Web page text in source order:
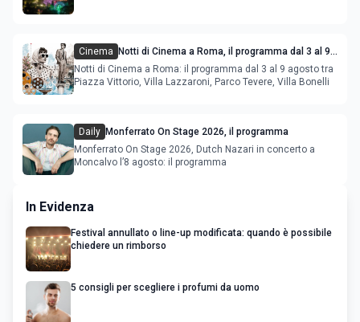
Cinema
Notti di Cinema a Roma, il programma dal 3 al 9
agosto
Notti di Cinema a Roma: il programma dal 3 al 9 agosto tra
Piazza Vittorio, Villa Lazzaroni, Parco Tevere, Villa Bonelli
Daily Monferrato On Stage 2026, il programma
Monferrato On Stage 2026, Dutch Nazari in concerto a
Moncalvo l’8 agosto: il programma
In Evidenza
Festival annullato o line-up modificata: quando è possibile
chiedere un rimborso
5 consigli per scegliere i profumi da uomo